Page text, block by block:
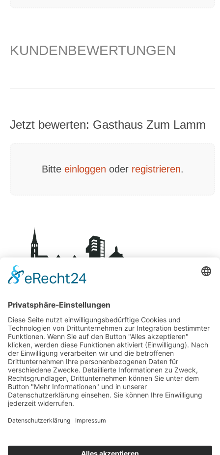
KUNDENBEWERTUNGEN
Jetzt bewerten: Gasthaus Zum Lamm
Bitte einloggen oder registrieren.
BDS-Centro Schorndorf
Über uns
Kontakt
Mitglied werden
Datenschutz
Impressum
Fachgeschäfte